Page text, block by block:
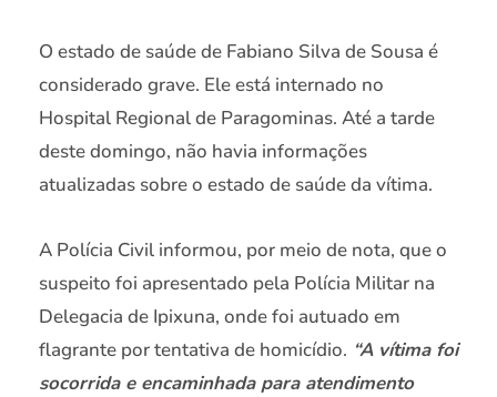
O estado de saúde de Fabiano Silva de Sousa é
considerado grave. Ele está internado no
Hospital Regional de Paragominas. Até a tarde
deste domingo, não havia informações
atualizadas sobre o estado de saúde da vítima.
A Polícia Civil informou, por meio de nota, que o
suspeito foi apresentado pela Polícia Militar na
Delegacia de Ipixuna, onde foi autuado em
flagrante por tentativa de homicídio. “A vítima foi
socorrida e encaminhada para atendimento